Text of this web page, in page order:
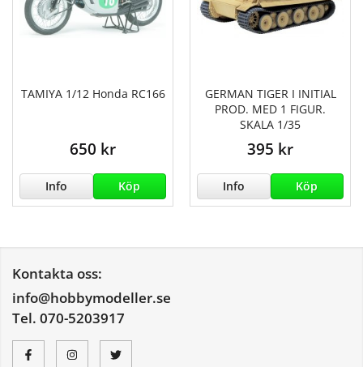
TAMIYA 1/12 Honda RC166
650 kr
Info Köp
GERMAN TIGER I INITIAL
PROD. MED 1 FIGUR.
SKALA 1/35
395 kr
Info Köp
Kontakta oss:
info@hobbymodeller.se
Tel. 070-5203917